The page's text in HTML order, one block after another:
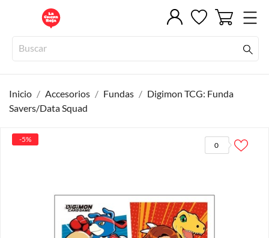
Inicio Accesorios Fundas
Digimon TCG: Funda
Savers/Data Squad
0
-5%